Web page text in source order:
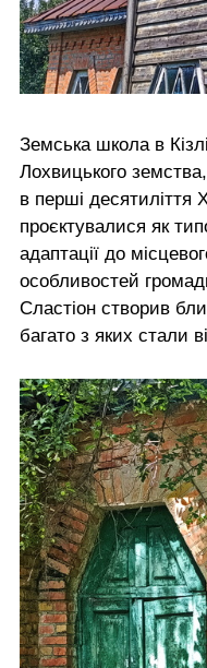
Земська школа в
Лохвицького
в перші десятиліття
проєктувалися як
адаптації до
особливостей
Сластіон створив
багато з яких стали